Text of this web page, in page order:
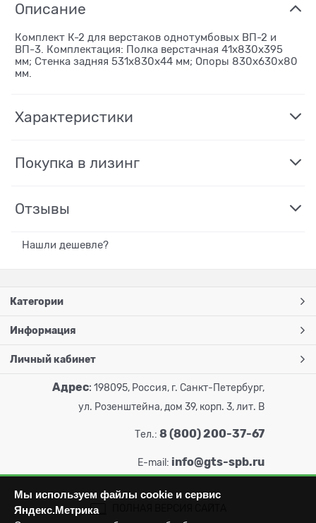
Описание
Комплект К-2 для верстаков однотумбовых ВП-2 и
ВП-3. Комплектация: Полка верстачная 41х830х395
мм; Стенка задняя 531х830х44 мм; Опоры 830х630х80
мм.
Характеристики
Покупка в лизинг
Отзывы
Нашли дешевле?
Категории
Информация
Личный кабинет
Адрес: 198095, Россия, г. Санкт-Петербург,
ул. Розенштейна, дом 39, корп. 3, лит. В
Тел.: 8 (800) 200-37-67
E-mail: info@gts-spb.ru
Мы используем файлы cookie и сервис
Яндекс.Метрика